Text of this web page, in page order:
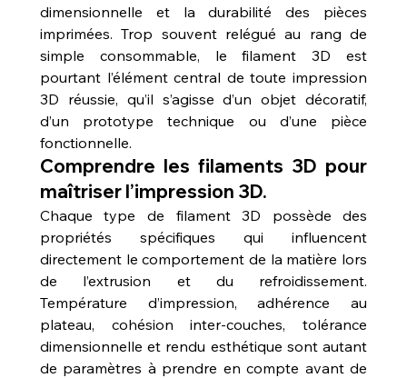
dimensionnelle et la durabilité des pièces
imprimées. Trop souvent relégué au rang de
simple consommable, le filament 3D est
pourtant l’élément central de toute impression
3D réussie, qu’il s’agisse d’un objet décoratif,
d’un prototype technique ou d’une pièce
fonctionnelle.
Comprendre les filaments 3D pour
maîtriser l’impression 3D.
Chaque type de filament 3D possède des
propriétés spécifiques qui influencent
directement le comportement de la matière lors
de l’extrusion et du refroidissement.
Température d’impression, adhérence au
plateau, cohésion inter-couches, tolérance
dimensionnelle et rendu esthétique sont autant
de paramètres à prendre en compte avant de